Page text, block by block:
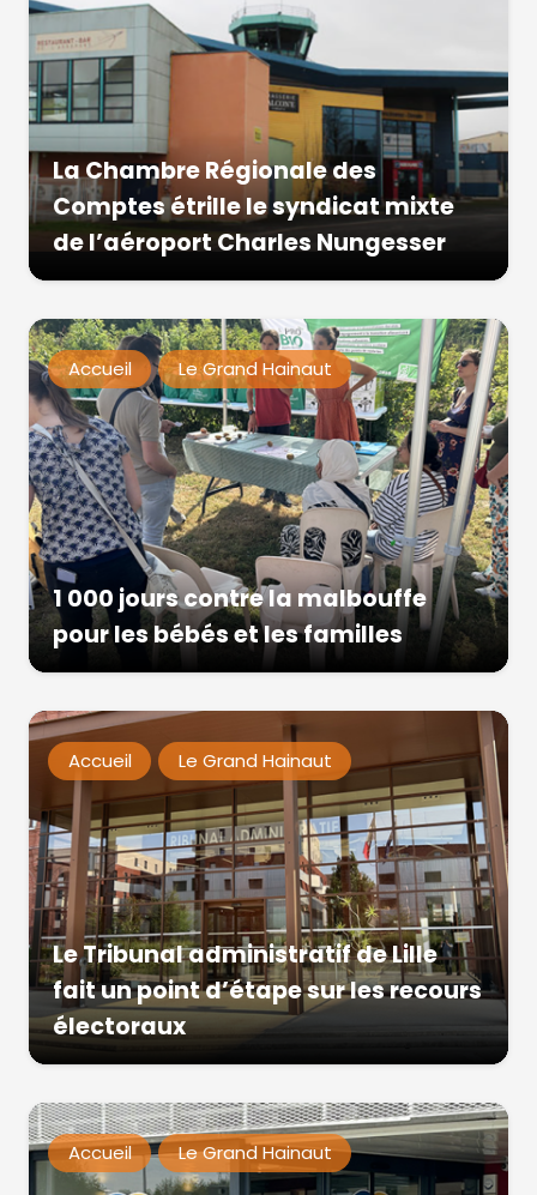
La Chambre Régionale des
Comptes étrille le syndicat mixte
de l’aéroport Charles Nungesser
Accueil Le Grand Hainaut
1 000 jours contre la malbouffe
pour les bébés et les familles
Accueil Le Grand Hainaut
Le Tribunal administratif de Lille
fait un point d’étape sur les recours
électoraux
Accueil Le Grand Hainaut